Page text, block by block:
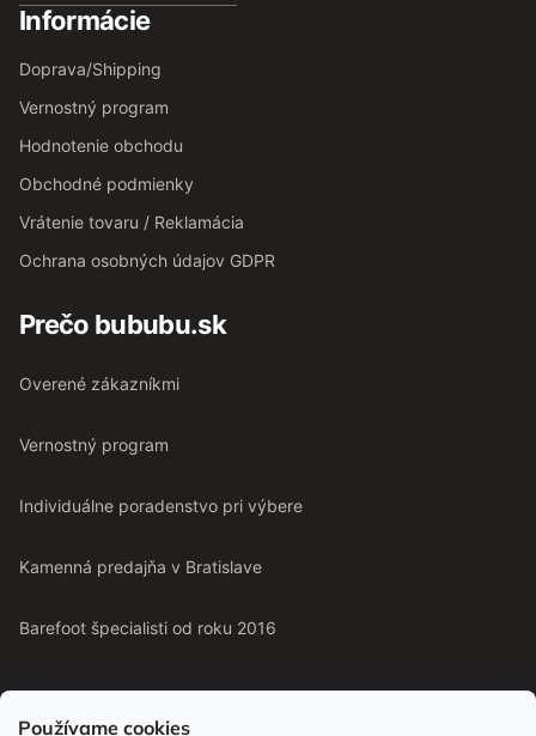
Používame cookies
Informácie
Doprava/Shipping
Vernostný program
Hodnotenie obchodu
Obchodné podmienky
Vrátenie tovaru / Reklamácia
Ochrana osobných údajov GDPR
Prečo bububu.sk
Overené zákazníkmi
Vernostný program
Individuálne poradenstvo pri výbere
Kamenná predajňa v Bratislave
Barefoot špecialisti od roku 2016